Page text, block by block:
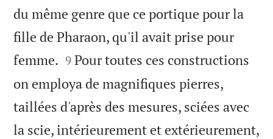
du même genre que ce portique pour la
fille de Pharaon, qu'il avait prise pour
femme. 

9 Pour toutes ces constructions
on employa de magnifiques pierres,
taillées d'après des mesures, sciées avec
la scie, intérieurement et extérieurement,